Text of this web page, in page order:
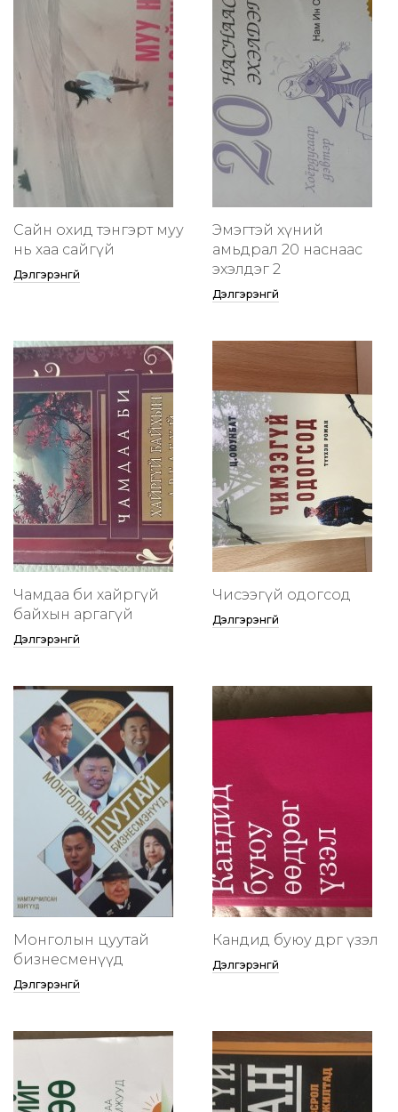
Сайн охид тэнгэрт муу
нь хаа сайгүй
Дэлгэрэнгүй
Эмэгтэй хүний
амьдрал 20 наснаас
эхэлдэг 2
Дэлгэрэнгүй
Чамдаа би хайргүй
байхын аргагүй
Дэлгэрэнгүй
Чисээгүй одогсод
Дэлгэрэнгүй
Монголын цуутай
бизнесменүүд
Дэлгэрэнгүй
Кандид буюу өөдрөг үзэл
Дэлгэрэнгүй